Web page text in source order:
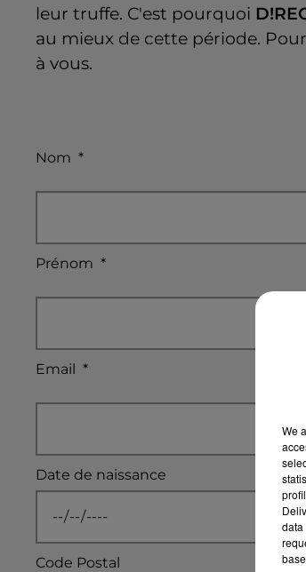
leur truffe. C'est pourquoi
au mieux de cette période.
à vous.
Nom *
Prénom *
Email *
Date de naissance
Code Postal
We
data